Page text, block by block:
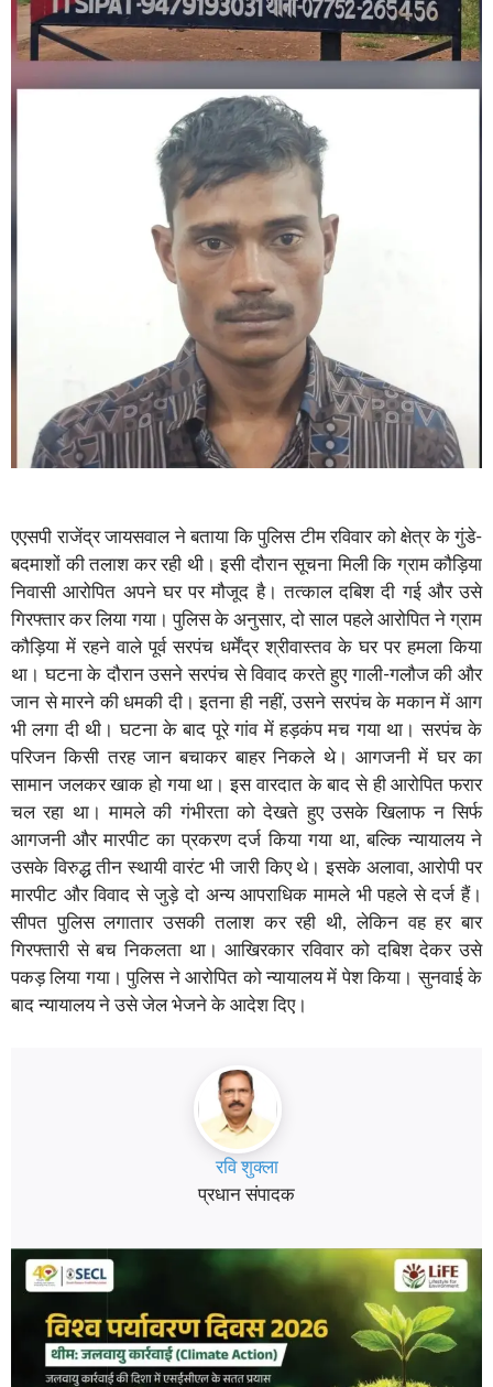
एएसपी राजेंद्र जायसवाल ने बताया कि पुलिस टीम रविवार को क्षेत्र के गुंडे-
बदमाशों की तलाश कर रही थी। इसी दौरान सूचना मिली कि ग्राम कौड़िया
निवासी आरोपित अपने घर पर मौजूद है। तत्काल दबिश दी गई और उसे
गिरफ्तार कर लिया गया। पुलिस के अनुसार, दो साल पहले आरोपित ने ग्राम
कौड़िया में रहने वाले पूर्व सरपंच धर्मेंद्र श्रीवास्तव के घर पर हमला किया
था। घटना के दौरान उसने सरपंच से विवाद करते हुए गाली-गलौज की और
जान से मारने की धमकी दी। इतना ही नहीं, उसने सरपंच के मकान में आग
भी लगा दी थी। घटना के बाद पूरे गांव में हड़कंप मच गया था। सरपंच के
परिजन किसी तरह जान बचाकर बाहर निकले थे। आगजनी में घर का
सामान जलकर खाक हो गया था। इस वारदात के बाद से ही आरोपित फरार
चल रहा था। मामले की गंभीरता को देखते हुए उसके खिलाफ न सिर्फ
आगजनी और मारपीट का प्रकरण दर्ज किया गया था, बल्कि न्यायालय ने
उसके विरुद्ध तीन स्थायी वारंट भी जारी किए थे। इसके अलावा, आरोपी पर
मारपीट और विवाद से जुड़े दो अन्य आपराधिक मामले भी पहले से दर्ज हैं।
सीपत पुलिस लगातार उसकी तलाश कर रही थी, लेकिन वह हर बार
गिरफ्तारी से बच निकलता था। आखिरकार रविवार को दबिश देकर उसे
पकड़ लिया गया। पुलिस ने आरोपित को न्यायालय में पेश किया। सुनवाई के
बाद न्यायालय ने उसे जेल भेजने के आदेश दिए।
रवि शुक्ला
प्रधान संपादक